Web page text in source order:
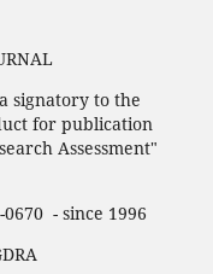
signatory to the
for publication
Assessment"
0670 - since 1996